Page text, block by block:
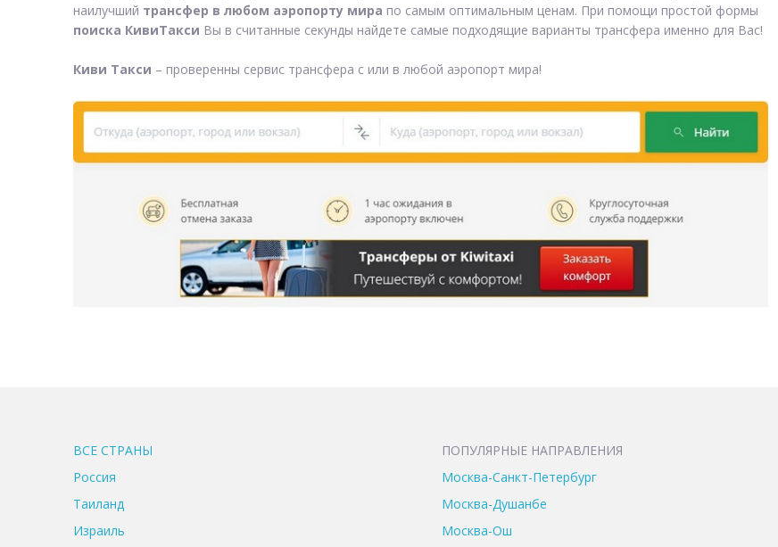
наилучший трансфер в любом аэропорту мира по самым оптимальным ценам. При помощи простой формы
поиска КивиТакси Вы в считанные секунды найдете самые подходящие варианты трансфера именно для Вас!
Киви Такси – проверенны сервис трансфера с или в любой аэропорт мира!
ВСЕ CТРАНЫ
Россия
Таиланд
Израиль
ПОПУЛЯРНЫЕ НАПРАВЛЕНИЯ
Москва-Санкт-Петербург
Москва-Душанбе
Москва-Ош